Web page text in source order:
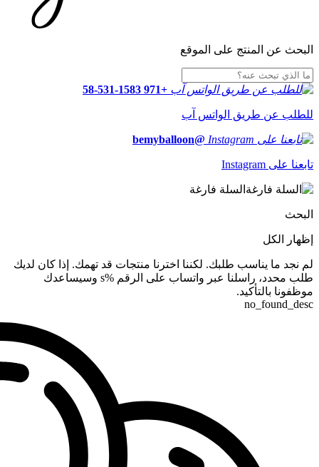
البحث عن المنتج على الموقع
+971 58-531-1583
للطلب عن طريق الواتس آب
@bemyballoon
تابعنا على Instagram
السلة فارغة
البحث
إظهار الكل
لم نجد ما يناسب طلبك. لكننا اخترنا منتجات قد تهمك. إذا كان لديك
طلب محدد، راسلنا عبر واتساب على الرقم %s وسيساعدك
موظفونا بالتأكيد.
no_found_desc